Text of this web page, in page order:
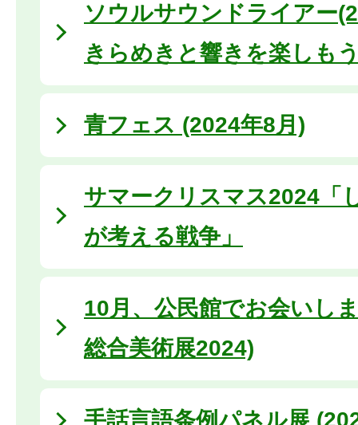
ソウルサウンドライアー
きらめきと響きを楽しも
青フェス (2024年8月)
サマークリスマス2024「
が考える戦争」
10月、公民館でお会いし
総合美術展2024)
手話言語条例パネル展